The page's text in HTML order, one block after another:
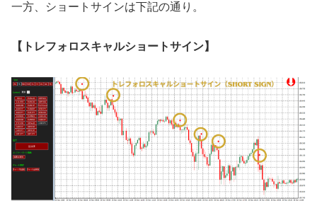
一方、ショートサインは下記の通り。
【トレフォロスキャルショートサイン】